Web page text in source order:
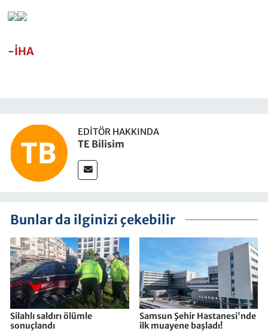
-İHA
EDITÖR HAKKINDA
TE Bilisim
Bunlar da ilginizi çekebilir
Silahlı saldırı ölümle
sonuçlandı
Samsun Şehir Hastanesi'nde
ilk muayene başladı!